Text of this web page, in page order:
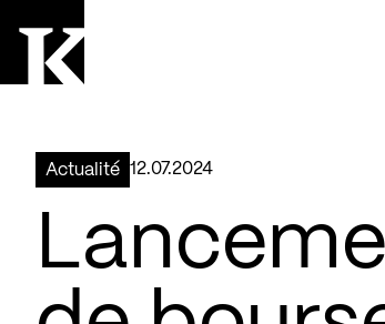
Actualité 12.07.2024